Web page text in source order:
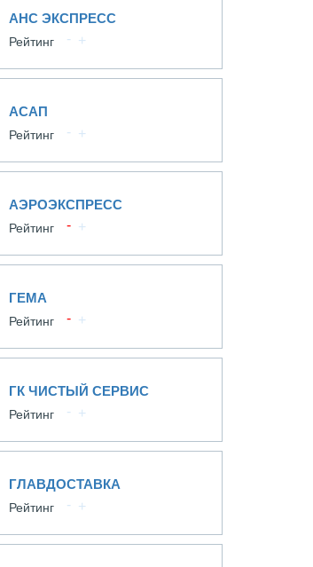
АНС ЭКСПРЕСС
Рейтинг
АСАП
Рейтинг
АЭРОЭКСПРЕСС
Рейтинг
ГЕМА
Рейтинг
ГК ЧИСТЫЙ СЕРВИС
Рейтинг
ГЛАВДОСТАВКА
Рейтинг